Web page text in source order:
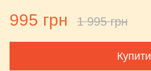
995 грн 1 995 грн
Купити